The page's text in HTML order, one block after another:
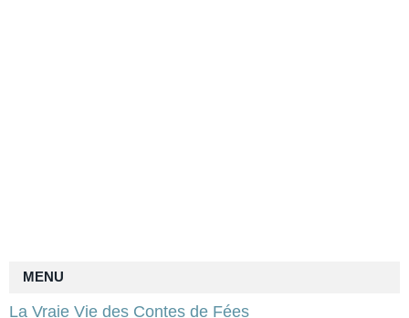
MENU
La Vraie Vie des Contes de Fées